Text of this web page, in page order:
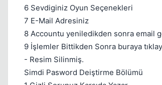
6 Sevdiginiz Oyun Seçenekleri
7 E-Mail Adresiniz
8 Accountu yeniledikden sonra email
9 İşlemler Bittikden Sonra buraya
- Resim Silinmiş.
Simdi Pasword Deiştirme Bölümü